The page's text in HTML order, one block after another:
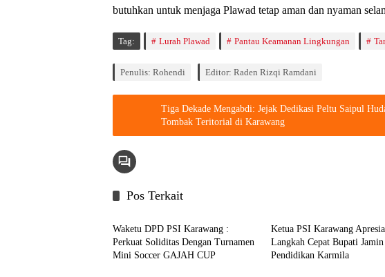
butuhkan untuk menjaga Plawad tetap aman dan nyaman
Tag: Lurah Plawad Pantau Keamanan Lingkungan
Penulis: Rohendi Editor: Raden Rizqi Ramdani
Tiga Dekade Mengabdi: Jejak Dedikasi Peltu Saipul
Tombak Teritorial di Karawang
Pos Terkait
Berita
Waketu DPD PSI Karawang :
Perkuat Soliditas Dengan Turnamen
Mini Soccer GAJAH CUP
Ketua PSI Karawang
Langkah Cepat Bupati
Pendidikan Karmila